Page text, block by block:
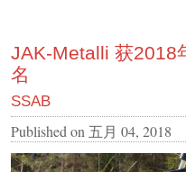
JAK-Metalli 获2018
名
SSAB
Published on 五月 04, 2018